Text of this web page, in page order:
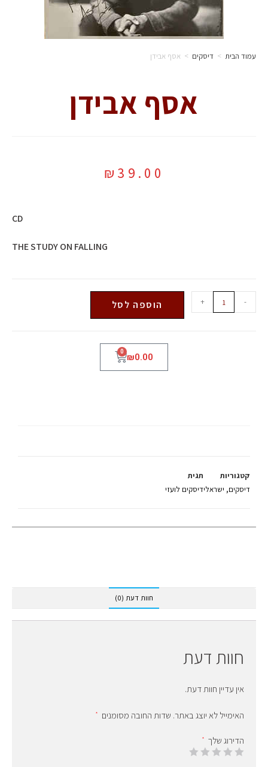
עמוד הבית > דיסקים > אסף אבידן
אסף אבידן
₪ 39.00
CD
THE STUDY ON FALLING
-
+ הוספה לסל
₪0.00
0
קטגוריות
דיסקים, ישראלי
תגית
דיסקים לועזי
חוות דעת (0)
חוות דעת
אין עדיין חוות דעת.
האימייל לא יוצג באתר. שדות החובה מסומנים *
הדירוג שלך *